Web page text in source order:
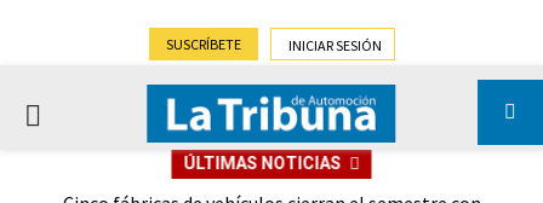
SUSCRÍBETE INICIAR SESIÓN
PRIMARY
ÚLTIMAS NOTICIAS